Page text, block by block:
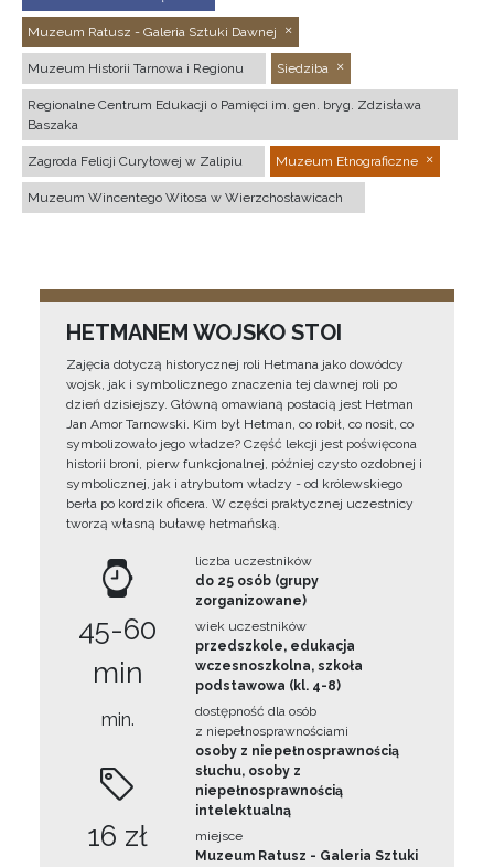
Muzeum Ratusz - Galeria Sztuki Dawnej
Muzeum Historii Tarnowa i Regionu Siedziba
Regionalne Centrum Edukacji o Pamięci im. gen. bryg. Zdzisława
Baszaka
Zagroda Felicji Curyłowej w Zalipiu Muzeum Etnograficzne
Muzeum Wincentego Witosa w Wierzchosławicach
HETMANEM WOJSKO STOI
Zajęcia dotyczą historycznej roli Hetmana jako dowódcy
wojsk, jak i symbolicznego znaczenia tej dawnej roli po
dzień dzisiejszy. Główną omawianą postacią jest Hetman
Jan Amor Tarnowski. Kim był Hetman, co robił, co nosił, co
symbolizowało jego władze? Część lekcji jest poświęcona
historii broni, pierw funkcjonalnej, później czysto ozdobnej i
symbolicznej, jak i atrybutom władzy - od królewskiego
berła po kordzik oficera. W części praktycznej uczestnicy
tworzą własną buławę hetmańską.
45-60
min
min.
16 zł
liczba uczestników
do 25 osób (grupy
zorganizowane)
wiek uczestników
przedszkole, edukacja
wczesnoszkolna, szkoła
podstawowa (kl. 4-8)
dostępność dla osób
z niepełnosprawnościami
osoby z niepełnosprawnością
słuchu, osoby z
niepełnosprawnością
intelektualną
miejsce
Muzeum Ratusz - Galeria Sztuki